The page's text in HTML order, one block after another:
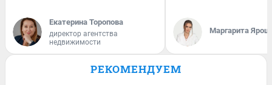
Екатерина Торопова
директор агентства
недвижимости
Маргарита
РЕКОМЕНДУЕМ